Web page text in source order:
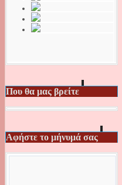
Που θα μας βρείτε
Αφήστε το μήνυμά σας